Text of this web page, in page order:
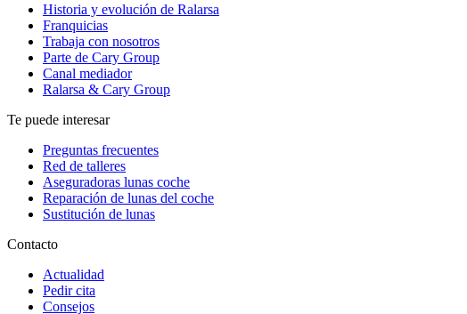
Historia y evolución de Ralarsa
Franquicias
Trabaja con nosotros
Parte de Cary Group
Canal mediador
Ralarsa & Cary Group
Te puede interesar
Preguntas frecuentes
Red de talleres
Aseguradoras lunas coche
Reparación de lunas del coche
Sustitución de lunas
Contacto
Actualidad
Pedir cita
Consejos